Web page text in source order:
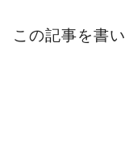
この記事を書